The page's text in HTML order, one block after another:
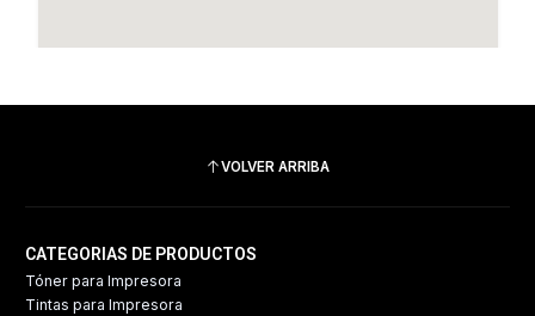
VOLVER ARRIBA
CATEGORIAS DE PRODUCTOS
Tóner para Impresora
Tintas para Impresora